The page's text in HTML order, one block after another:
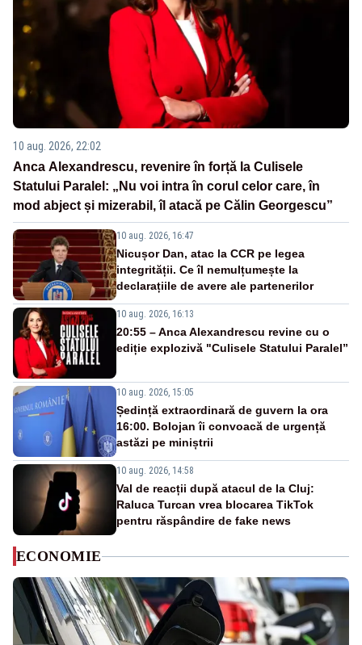
10 aug. 2026, 22:02
Anca Alexandrescu, revenire în forță la Culisele
Statului Paralel: „Nu voi intra în corul celor care, în
mod abject și mizerabil, îl atacă pe Călin Georgescu”
10 aug. 2026, 16:47
Nicușor Dan, atac la CCR pe legea
integrității. Ce îl nemulțumește la
declarațiile de avere ale partenerilor
10 aug. 2026, 16:13
20:55 – Anca Alexandrescu revine cu o
ediție explozivă "Culisele Statului Paralel”
10 aug. 2026, 15:05
Ședință extraordinară de guvern la ora
16:00. Bolojan îi convoacă de urgență
astăzi pe miniștrii
10 aug. 2026, 14:58
Val de reacții după atacul de la Cluj:
Raluca Turcan vrea blocarea TikTok
pentru răspândire de fake news
ECONOMIE